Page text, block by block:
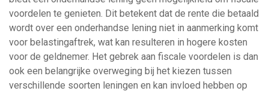
voordelen te genieten. Dit betekent dat de rente die betaald
wordt over een onderhandse lening niet in aanmerking komt
voor belastingaftrek, wat kan resulteren in hogere kosten
voor de geldnemer. Het gebrek aan fiscale voordelen is dan
ook een belangrijke overweging bij het kiezen tussen
verschillende soorten leningen en kan invloed hebben op